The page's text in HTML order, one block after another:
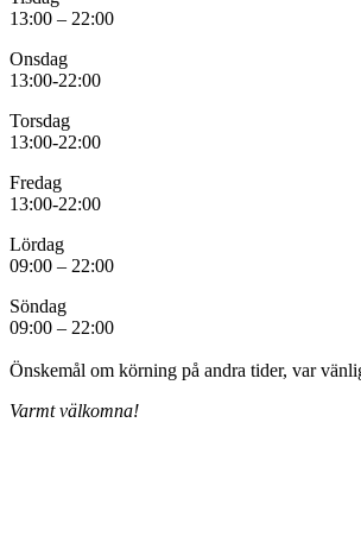
13:00 – 22:00
Onsdag
13:00-22:00
Torsdag
13:00-22:00
Fredag
13:00-22:00
Lördag
09:00 – 22:00
Söndag
09:00 – 22:00
Önskemål om körning på andra tider, var
Varmt välkomna!